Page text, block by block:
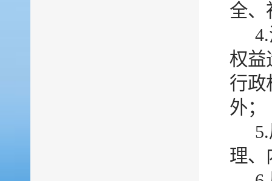
全、
权益
行政
外；
理、